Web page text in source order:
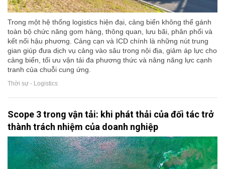
Trong một hệ thống logistics hiện đại, cảng biển không thể gánh
toàn bộ chức năng gom hàng, thông quan, lưu bãi, phân phối và
kết nối hậu phương. Cảng cạn và ICD chính là những nút trung
gian giúp đưa dịch vụ cảng vào sâu trong nội địa, giảm áp lực cho
cảng biển, tối ưu vận tải đa phương thức và nâng năng lực cạnh
tranh của chuỗi cung ứng.
Thời sự - Logistics
Scope 3 trong vận tải: khi phát thải của đối tác trở
thành trách nhiệm của doanh nghiệp